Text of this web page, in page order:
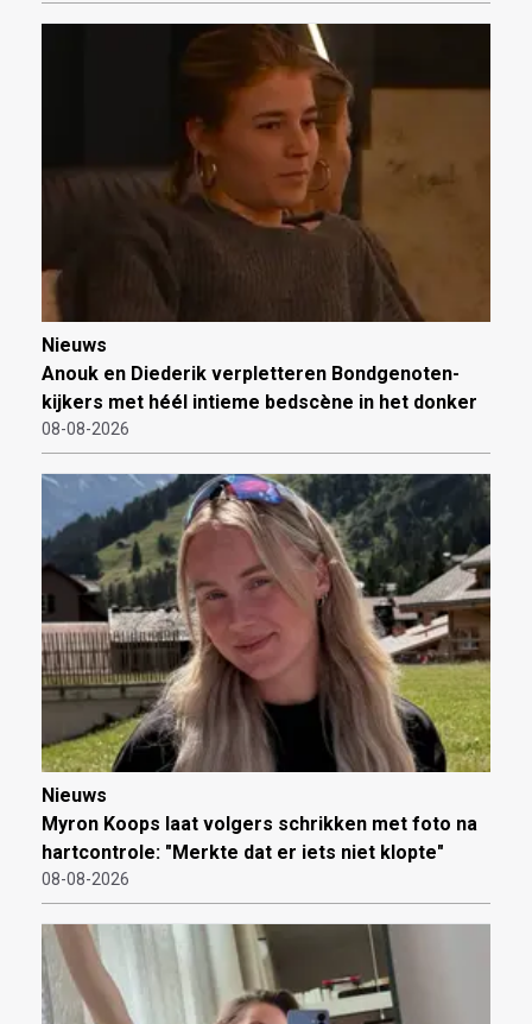
Nieuws
Anouk en Diederik verpletteren Bondgenoten-
kijkers met héél intieme bedscène in het donker
08-08-2026
Nieuws
Myron Koops laat volgers schrikken met foto na
hartcontrole: "Merkte dat er iets niet klopte"
08-08-2026